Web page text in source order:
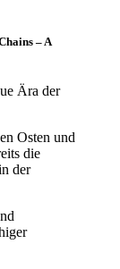
– A
Ära der
Osten und
die
der